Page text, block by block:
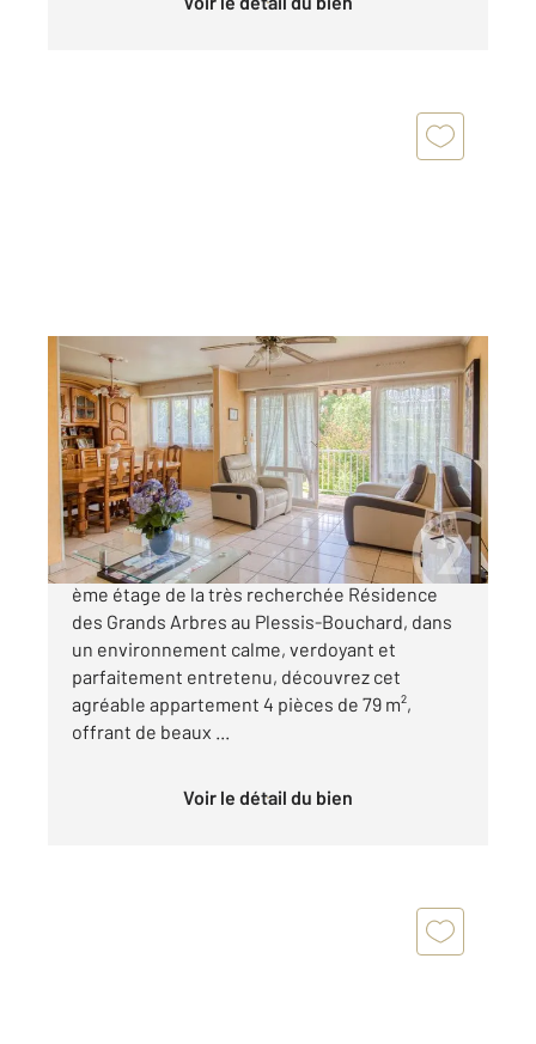
LE PLESSIS BOUCHARD 95
79,02 m2, 4 pièces
Ref : 2060
Appartement F4 à vendre
224 900 €
CENTURY 21 Auréa vous présente Situé au 2
ème étage de la très recherchée Résidence
des Grands Arbres au Plessis-Bouchard, dans
un environnement calme, verdoyant et
parfaitement entretenu, découvrez cet
agréable appartement 4 pièces de 79 m²,
offrant de beaux ...
Voir le détail du bien